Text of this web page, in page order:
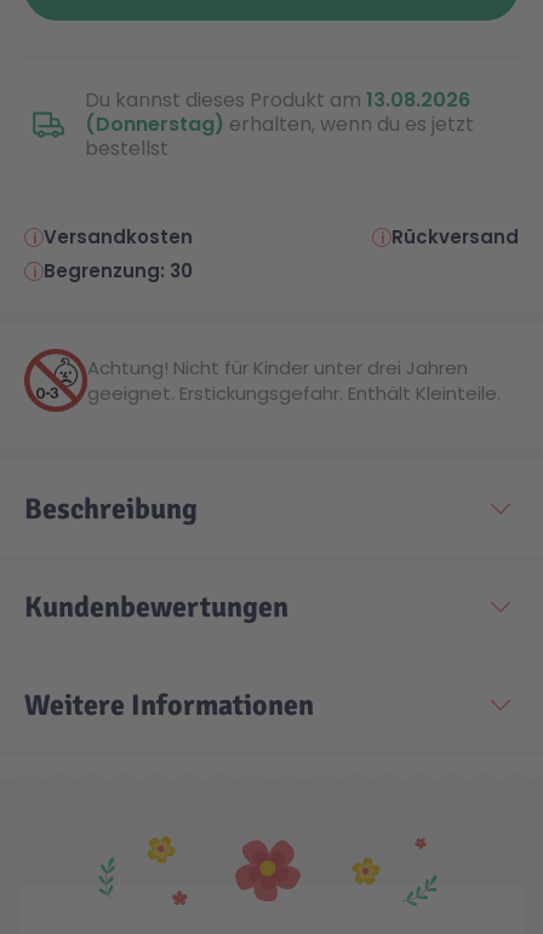
Minecraft™
NINJAGO®
Speed Champions
Super Mario
Technic
LEGO® Blumen
NOVELMORE
VW
Wiltopia
Cars
Spiel-Ei
Du kannst dieses Produkt am 13.08.2026
(Donnerstag) erhalten, wenn du es jetzt
bestellst
Versandkosten
Rückversand
Begrenzung: 30
Achtung! Nicht für Kinder unter drei Jahren
geeignet. Erstickungsgefahr. Enthält Kleinteile.
Beschreibung
Kundenbewertungen
Weitere Informationen